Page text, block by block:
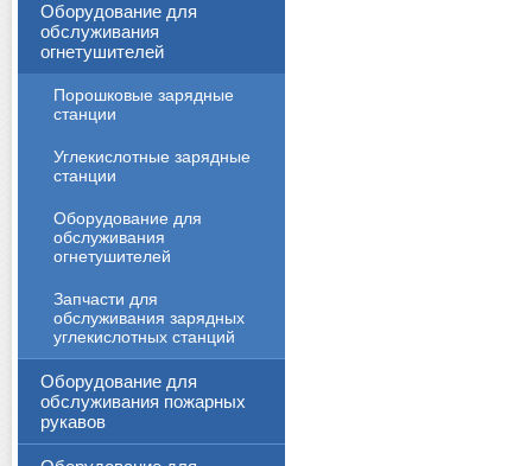
Оборудование для
обслуживания
огнетушителей
Порошковые зарядные
станции
Углекислотные зарядные
станции
Оборудование для
обслуживания
огнетушителей
Запчасти для
обслуживания зарядных
углекислотных станций
Оборудование для
обслуживания пожарных
рукавов